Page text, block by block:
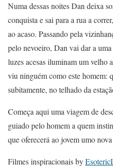
Numa dessas noites Dan deixa
conquista e sai para a rua a
ao acaso. Passando pela
pelo nevoeiro, Dan vai dar a
luzes acesas iluminam um velho
viu ninguém como este homem:
subitamente, no telhado da
Começa aqui uma viagem de
guiado pelo homem a quem
que oferecerá ao jovem umo
Filmes inspiracionais by